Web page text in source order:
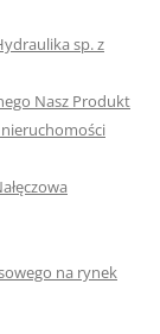
sp. z
Nasz Produkt
na rynek